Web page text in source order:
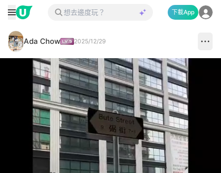
下載App
Ada Chow 2025/12/29